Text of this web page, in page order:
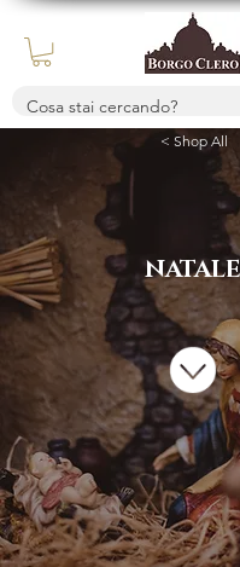
< Shop All
NATALE